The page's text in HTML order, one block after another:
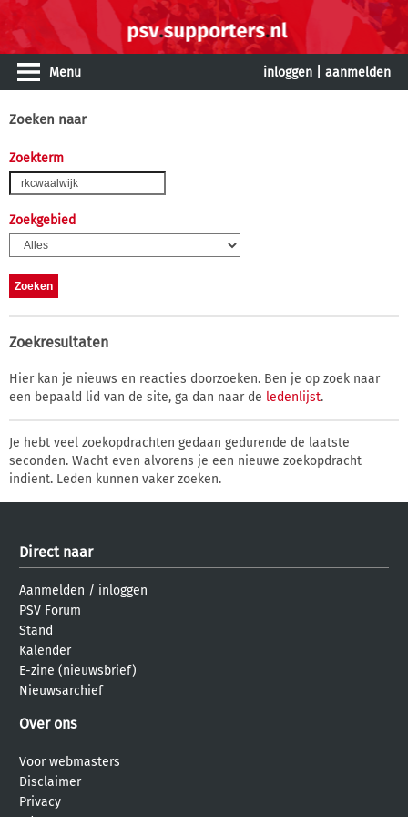
Menu inloggen aanmelden
Zoeken naar
Zoekterm
Zoekgebied
Zoekresultaten
Hier kan je nieuws en reacties doorzoeken. Ben je op zoek naar
een bepaald lid van de site, ga dan naar de ledenlijst.
Je hebt veel zoekopdrachten gedaan gedurende de laatste
seconden. Wacht even alvorens je een nieuwe zoekopdracht
indient. Leden kunnen vaker zoeken.
Direct naar
Aanmelden / inloggen
PSV Forum
Stand
Kalender
E-zine (nieuwsbrief)
Nieuwsarchief
Over ons
Voor webmasters
Disclaimer
Privacy